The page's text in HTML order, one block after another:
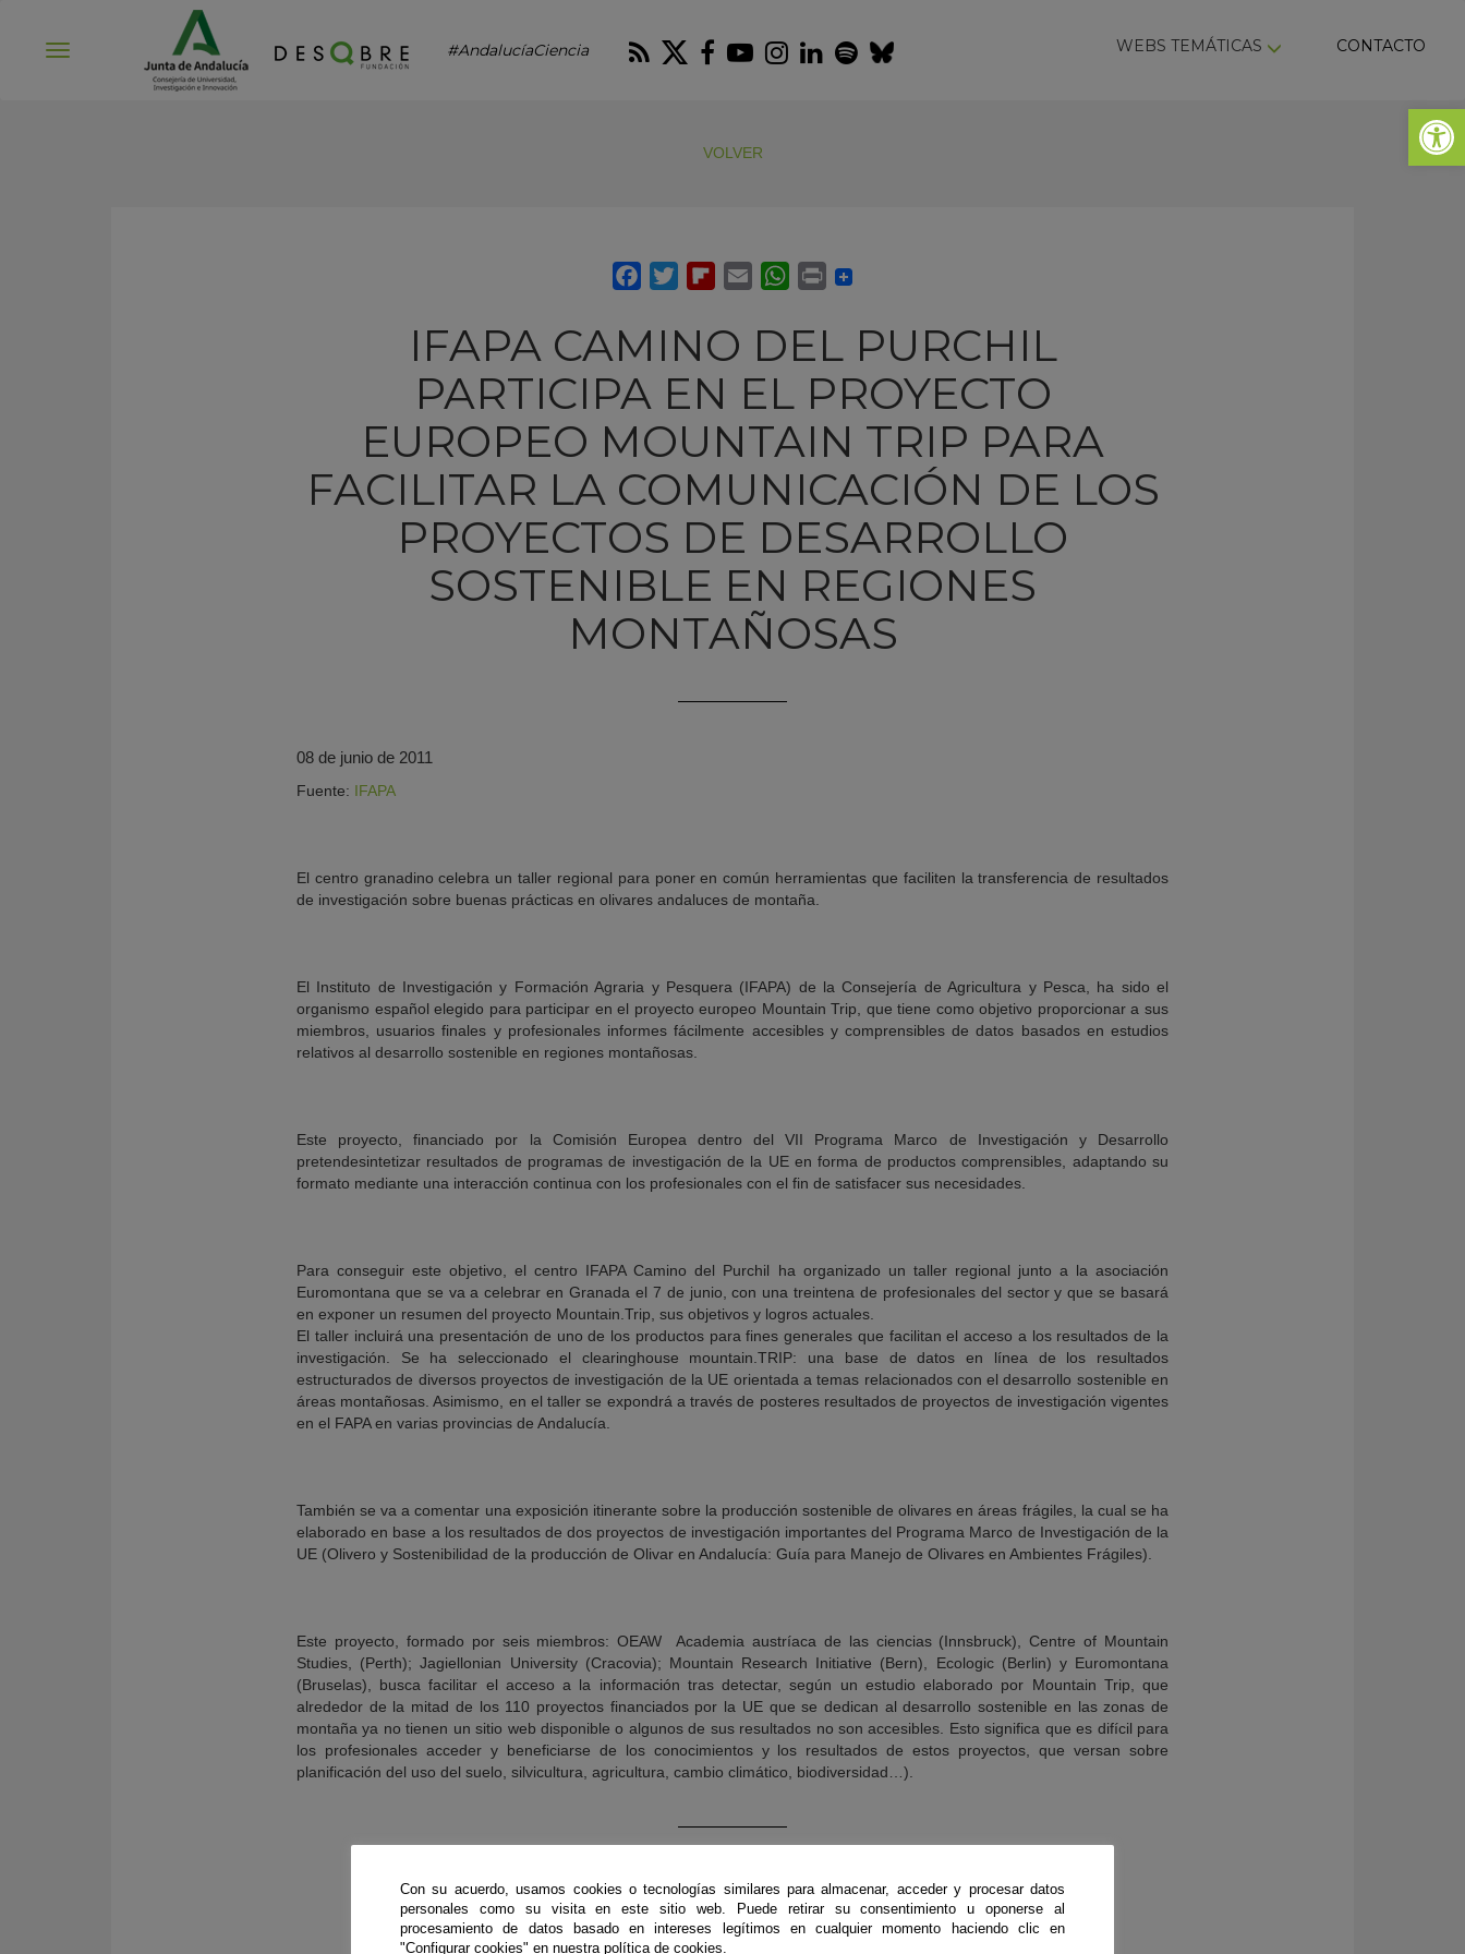
Abrir
#AndalucíaCiencia RSS Twitter
Facebook
Youtube
Instagram
LinkedIn
Spotify
Bluesky WEBS TEMÁTICAS CONTACTO
VOLVER
IFAPA CAMINO DEL PURCHIL
PARTICIPA EN EL PROYECTO
EUROPEO MOUNTAIN TRIP PARA
FACILITAR LA COMUNICACIÓN DE LOS
PROYECTOS DE DESARROLLO
SOSTENIBLE EN REGIONES
MONTAÑOSAS
08 de junio de 2011
Fuente: IFAPA
El centro granadino celebra un taller regional para poner en común herramientas que faciliten la transferencia de resultados
de investigación sobre buenas prácticas en olivares andaluces de montaña.
El Instituto de Investigación y Formación Agraria y Pesquera (IFAPA) de la Consejería de Agricultura y Pesca, ha sido el
organismo español elegido para participar en el proyecto europeo Mountain Trip, que tiene como objetivo proporcionar a sus
miembros, usuarios finales y profesionales informes fácilmente accesibles y comprensibles de datos basados en estudios
relativos al desarrollo sostenible en regiones montañosas.
Este proyecto, financiado por la Comisión Europea dentro del VII Programa Marco de Investigación y Desarrollo
pretendesintetizar resultados de programas de investigación de la UE en forma de productos comprensibles, adaptando su
formato mediante una interacción continua con los profesionales con el fin de satisfacer sus necesidades.
Para conseguir este objetivo, el centro IFAPA Camino del Purchil ha organizado un taller regional junto a la asociación
Euromontana que se va a celebrar en Granada el 7 de junio, con una treintena de profesionales del sector y que se basará
en exponer un resumen del proyecto Mountain.Trip, sus objetivos y logros actuales.
El taller incluirá una presentación de uno de los productos para fines generales que facilitan el acceso a los resultados de la
investigación. Se ha seleccionado el clearinghouse mountain.TRIP: una base de datos en línea de los resultados
estructurados de diversos proyectos de investigación de la UE orientada a temas relacionados con el desarrollo sostenible en
áreas montañosas. Asimismo, en el taller se expondrá a través de posteres resultados de proyectos de investigación vigentes
en el FAPA en varias provincias de Andalucía.
También se va a comentar una exposición itinerante sobre la producción sostenible de olivares en áreas frágiles, la cual se ha
elaborado en base a los resultados de dos proyectos de investigación importantes del Programa Marco de Investigación de la
UE (Olivero y Sostenibilidad de la producción de Olivar en Andalucía: Guía para Manejo de Olivares en Ambientes Frágiles).
Este proyecto, formado por seis miembros: OEAW  Academia austríaca de las ciencias (Innsbruck), Centre of Mountain
Studies, (Perth); Jagiellonian University (Cracovia); Mountain Research Initiative (Bern), Ecologic (Berlin) y Euromontana
(Bruselas), busca facilitar el acceso a la información tras detectar, según un estudio elaborado por Mountain Trip, que
alrededor de la mitad de los 110 proyectos financiados por la UE que se dedican al desarrollo sostenible en las zonas de
montaña ya no tienen un sitio web disponible o algunos de sus resultados no son accesibles. Esto significa que es difícil para
los profesionales acceder y beneficiarse de los conocimientos y los resultados de estos proyectos, que versan sobre
planificación del uso del suelo, silvicultura, agricultura, cambio climático, biodiversidad…).
Con su acuerdo, usamos cookies o tecnologías similares para almacenar, acceder y procesar datos
personales como su visita en este sitio web. Puede retirar su consentimiento u oponerse al
procesamiento de datos basado en intereses legítimos en cualquier momento haciendo clic en
"Configurar cookies" en nuestra política de cookies.